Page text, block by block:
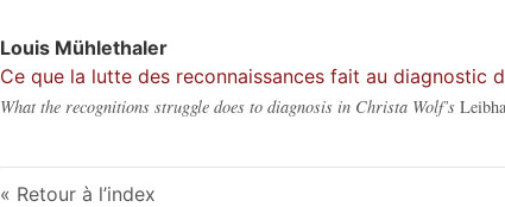
Louis Mühlethaler
Ce que la lutte des reconnaissances fait au diagnostic
What the recognitions struggle does to diagnosis in Christa Wolf’s
Retour à l’index